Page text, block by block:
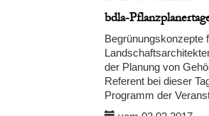
bdla-
Begrünungskonzepte
der Planung von
Referent bei dieser
Programm der